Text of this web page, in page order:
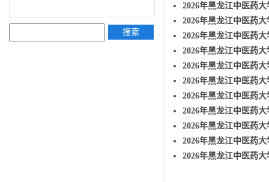
搜索
2026年黑龙江中医药
2026年黑龙江中医药
2026年黑龙江中医药
2026年黑龙江中医药
2026年黑龙江中医药
2026年黑龙江中医药
2026年黑龙江中医药
2026年黑龙江中医药
2026年黑龙江中医药
2026年黑龙江中医药
2026年黑龙江中医药